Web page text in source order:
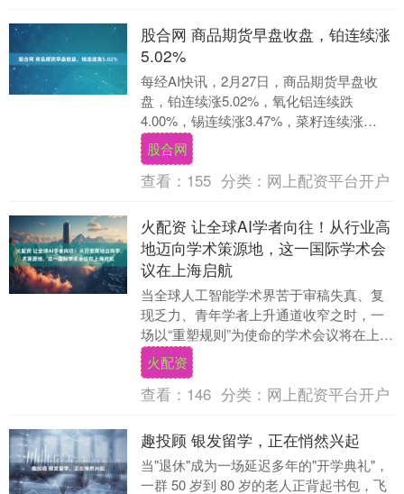
股合网 商品期货早盘收盘，铂连续涨
5.02%
每经AI快讯，2月27日，商品期货早盘收
盘，铂连续涨5.02%，氧化铝连续跌
4.00%，锡连续涨3.47%，菜籽连续涨
3.06%，碳酸锂连续跌2.50%。....
股合网
查看： 155 分类： 网上配资平台开户
火配资 让全球AI学者向往！从行业高
地迈向学术策源地，这一国际学术会
议在上海启航
当全球人工智能学术界苦于审稿失真、复
现乏力、青年学者上升通道收窄之时，一
场以“重塑规则”为使命的学术会议将在上海
正式启航。 新民晚报记者今日（24日）获
悉，依托....
火配资
查看： 146 分类： 网上配资平台开户
趣投顾 银发留学，正在悄然兴起
当"退休"成为一场延迟多年的"开学典礼"，
一群 50 岁到 80 岁的老人正背起书包，飞